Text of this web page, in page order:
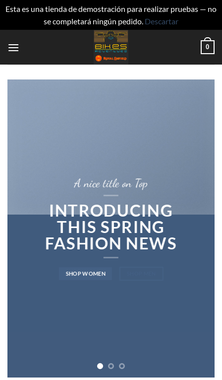
Esta es una tienda de demostración para realizar pruebas — no
se completará ningún pedido. Descartar
0
A nice title on Top
INTRODUCING
THIS SPRING
FASHION NEWS
SHOP WOMEN